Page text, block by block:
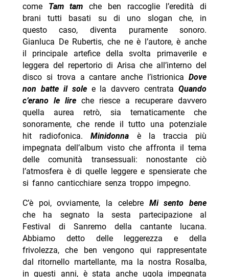
come Tam tamche ben raccoglie l’eredità di
brani tutti basati su di uno slogan che, in
questo caso, diventa puramente sonoro.
Gianluca De Rubertis, che ne è l’autore, è anche
il principale artefice della svolta primaverile e
leggera del repertorio di Arisa che all’interno del
disco si trova a cantare anche l’istrionicaDove
non batte il sole e la davvero centrataQuando
c’erano le lire che riesce a recuperare davvero
quella aurea retrò, sia tematicamente che
sonoramente, che rende il tutto una potenziale
hit radiofonica.Minidonna è la traccia più
impegnata dell’album visto che affronta il tema
delle comunità transessuali: nonostante ciò
l’atmosfera è di quelle leggere e spensierate che
si fanno canticchiare senza troppo impegno.
C’è poi, ovviamente, la celebre Mi sento bene
che ha segnato la sesta partecipazione al
Festival di Sanremo della cantante lucana.
Abbiamo detto delle leggerezza e della
frivolezza, che ben vengono qui rappresentate
dal ritornello martellante, ma la nostra Rosalba,
in questi anni, è stata anche ugola impegnata